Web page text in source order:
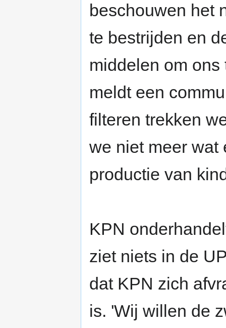
beschouwen het
te bestrijden en
middelen om
meldt een
filteren trekken
we niet meer wat
productie van
KPN
ziet niets in de
dat KPN zich
is. 'Wij willen de